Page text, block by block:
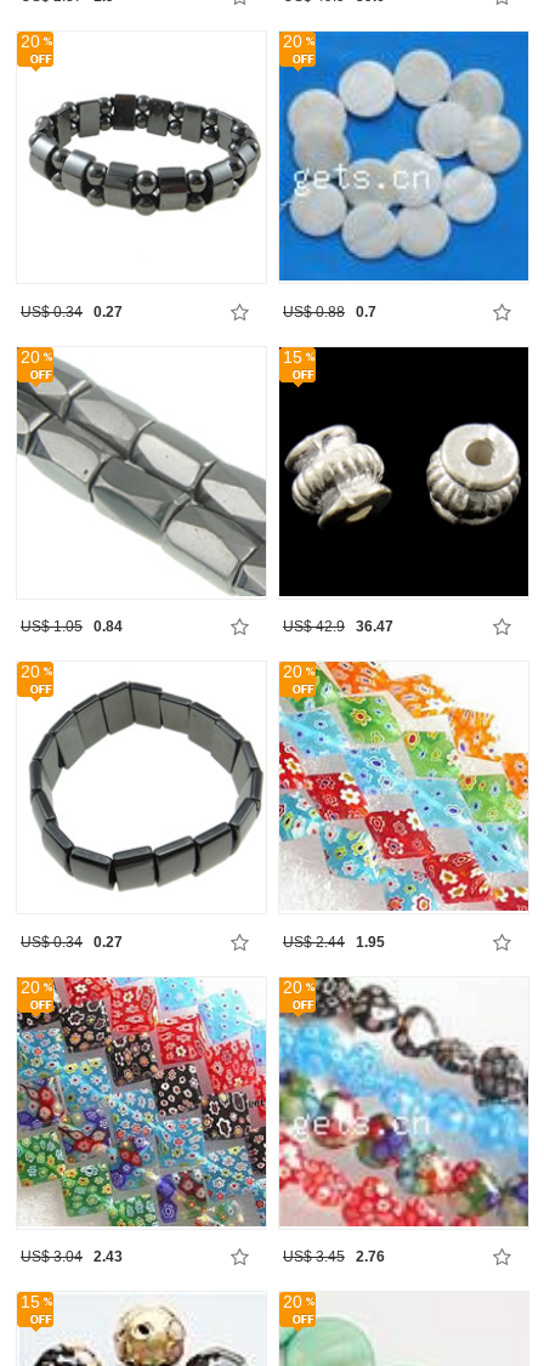
20
US$ 0.34 0.27
20
US$ 0.88 0.7
20
US$ 1.05 0.84
15
US$ 42.9 36.47
20
US$ 0.34 0.27
20
US$ 2.44 1.95
20
US$ 3.04 2.43
20
US$ 3.45 2.76
15 20